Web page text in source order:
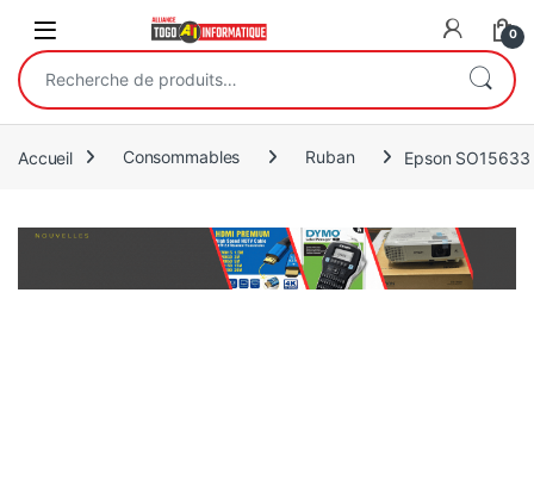
Open 0
Recherche pour :
Accueil Consommables Ruban Epson